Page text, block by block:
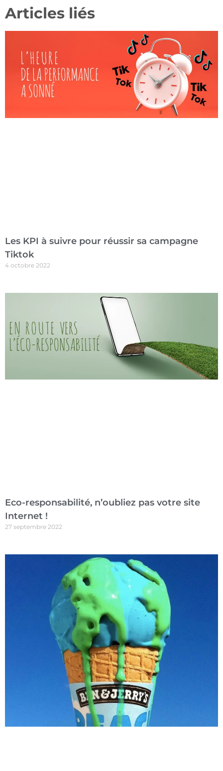
Articles liés
Les KPI à suivre pour réussir sa campagne
Tiktok
4 octobre 2022
Eco-responsabilité, n’oubliez pas votre site
Internet !
27 septembre 2022